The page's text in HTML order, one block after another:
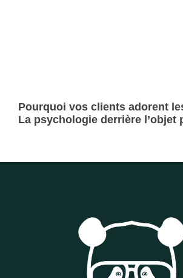
Pourquoi vos clients adorent
La psychologie derrière l’objet